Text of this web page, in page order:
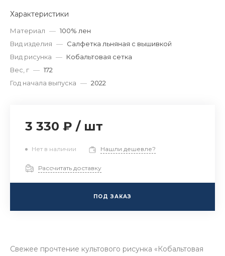
Характеристики
Материал — 100% лен
Вид изделия — Салфетка льняная с вышивкой
Вид рисунка — Кобальтовая сетка
Вес, г — 172
Год начала выпуска — 2022
3 330 ₽ / шт
Нет в наличии Нашли дешевле?
Рассчитать доставку
ПОД ЗАКАЗ
Свежее прочтение культового рисунка «Кобальтовая